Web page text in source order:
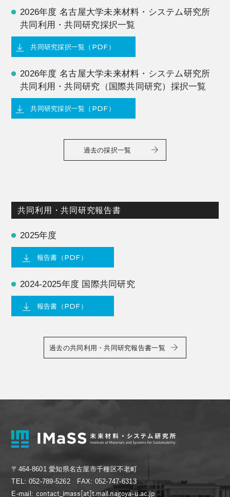
2026年度 名古屋大学未来材料・システム研究所
共同利用・共同研究採択一覧
共同研究採択一覧（PDF）
2026年度 名古屋大学未来材料・システム研究所
共同利用・共同研究（国際共同研究）採択一覧
共同研究採択一覧（PDF）
過去の採択一覧
共同利用・共同研究報告書
2025年度
報告書（PDF）
2024-2025年度 国際共同研究
報告書（PDF）
過去の共同利用・共同研究報告書一覧
〒464-8601 愛知県名古屋市千種区不老町
TEL: 052-789-5262 FAX: 052-747-6313
E-mail: